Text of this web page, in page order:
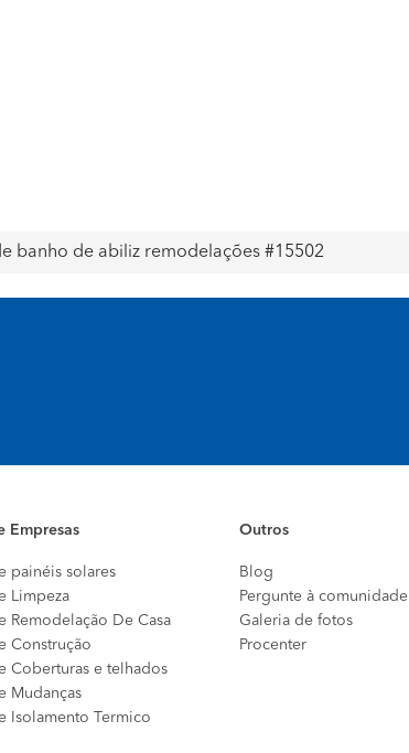
banho de abiliz remodelações #15502
Empresas
painéis solares
Limpeza
Remodelação De Casa
Construção
Coberturas e telhados
Mudanças
Isolamento Termico
Outros
Blog
Pergunte à comunidade
Galeria de fotos
Procenter